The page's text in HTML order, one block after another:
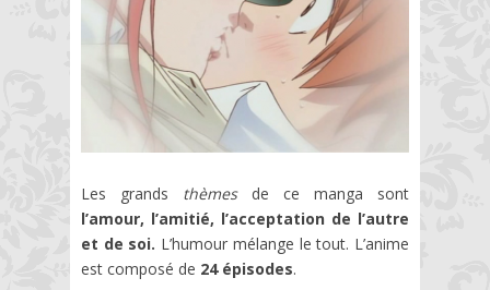
Les grands thèmesde ce manga sont
l’amour, l’amitié, l’acceptation de l’autre
et de soi. L’humour mélange le tout. L’anime
est composé de 24 épisodes.